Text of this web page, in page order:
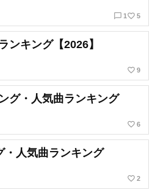
chat_bubble_outline 1 favorite_border 5
ンキング【2026】
favorite_border 9
グ・人気曲ランキング
favorite_border 6
・人気曲ランキング
favorite_border 2